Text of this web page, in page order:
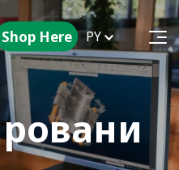
Shop Here PY